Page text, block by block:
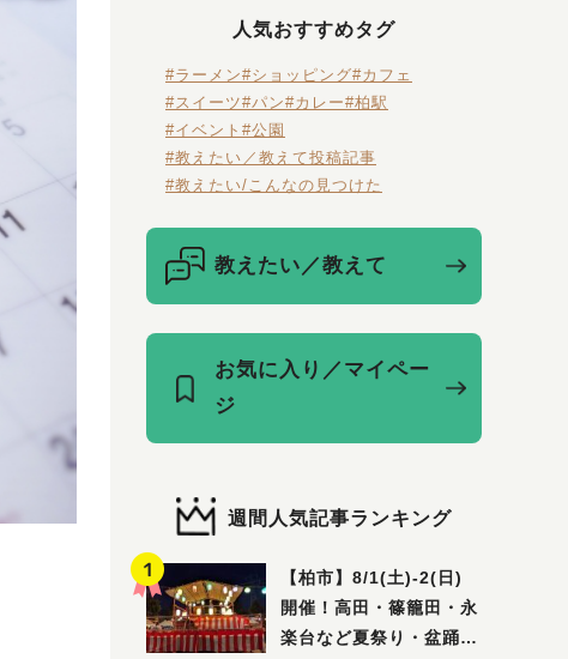
人気おすすめタグ
#ラーメン#ショッピング#カフェ
#スイーツ#パン#カレー#柏駅
#イベント #公園
#教えたい／教えて投稿記事
#教えたい/こんなの見つけた
教えたい／教えて
お気に入り／マイペー
ジ
週間人気記事ランキング
【柏市】8/1(土)‐2(日)
開催！高田・篠籠田・永
楽台など夏祭り・盆踊り